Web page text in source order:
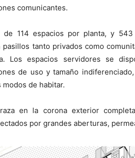
comunicantes.
de 114 espacios por planta, y
pasillos tanto privados como
Los espacios servidores se
de uso y tamaño
de habitar.
en la corona exterior
por grandes aberturas,